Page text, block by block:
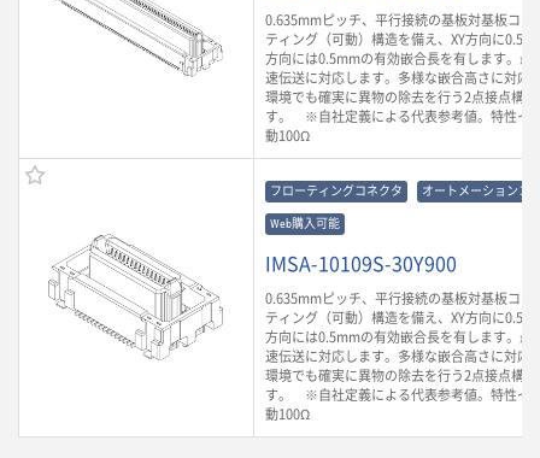
0.635mmピッチ、平行接続の基板対基板コネ
ティング（可動）構造を備え、XY方向に
方向には0.5mmの有効嵌合長を有します。
速伝送に対応します。多様な嵌合高さに対応
環境でも確実に異物の除去を行う2点接点構
す。 ※自社定義による代表参考値。特性イ
動100Ω
フローティングコネクタ オートメーションコ
Web購入可能
IMSA-10109S-30Y900
0.635mmピッチ、平行接続の基板対基板コネ
ティング（可動）構造を備え、XY方向に
方向には0.5mmの有効嵌合長を有します。
速伝送に対応します。多様な嵌合高さに対応
環境でも確実に異物の除去を行う2点接点構
す。 ※自社定義による代表参考値。特性イ
動100Ω